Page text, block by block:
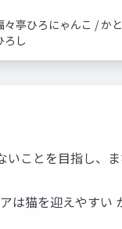
々亭ひろにゃんこ / か
ろし
いことを目指し
は猫を迎えやす